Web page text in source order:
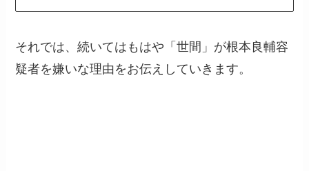
それでは、続いてはもはや「世間」が根本良輔容
疑者を嫌いな理由をお伝えしていきます。